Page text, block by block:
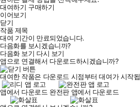
대여하기 구매하기
이어보기
닫기
작품 제목
대여 기간이 만료되었습니다.
다음화를 보시겠습니까?
다음화 보기 다시 보기
앱으로 연결해서 다운로드하시겠습니까?
대여한 작품은 다운로드 시점부터 대여가 시작
앱에서 다운로드 완전판 앱에서 다운로드